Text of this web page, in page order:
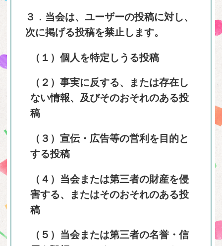
３．当会は、ユーザーの投稿に対し、
次に掲げる投稿を禁止します。
（１）個人を特定しうる投稿
（２）事実に反する、または存在し
ない情報、及びそのおそれのある投
稿
（３）宣伝・広告等の営利を目的と
する投稿
（４）当会または第三者の財産を侵
害する、またはそのおそれのある投
稿
（５）当会または第三者の名誉・信